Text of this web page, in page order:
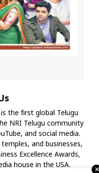
the first global Telugu
NRI Telugu community
and social media.
and businesses,
Excellence Awards,
house in the USA.